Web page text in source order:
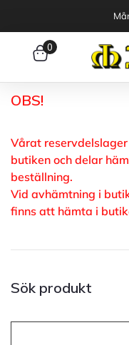
0
OBS!
Vårat
butiken och delar
beställning.
Vid avhämtning i
finns att hämta i
Sök produkt